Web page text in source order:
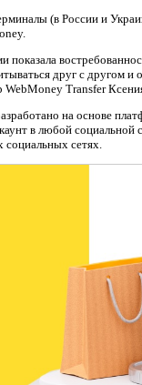
(в России и
друг с другом и
WebMoney Transfer
на основе
в любой социальной
социальных сетях.